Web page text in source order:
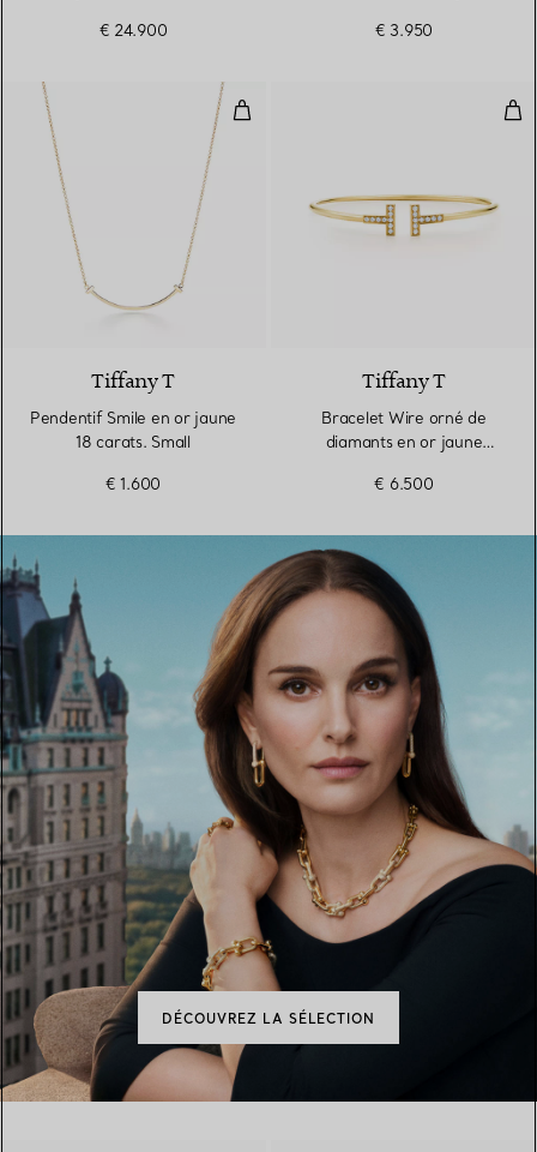
€ 24.900 € 3.950
Pendentif Smile en or jaune 18
Tiffany T
Pendentif Smile en or jaune
18 carats. Small
€ 1.600
Tiffany T
Bracelet Wire orné de
diamants en or jaune
€ 6.500
DÉCOUVREZ LA SÉLECTION